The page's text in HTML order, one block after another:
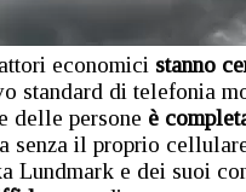
economici stanno
standard di telefonia
delle persone è
senza il proprio
e dei suoi